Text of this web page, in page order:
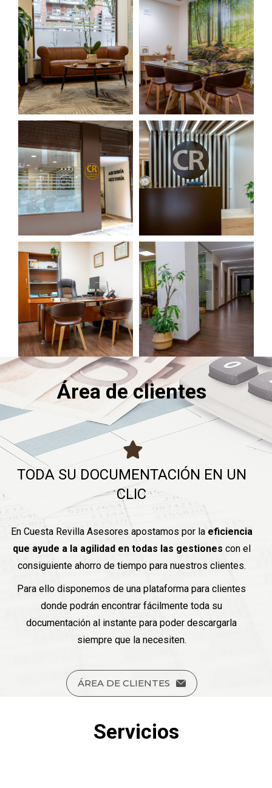
Área de clientes
TODA SU DOCUMENTACIÓN EN UN
CLIC
En Cuesta Revilla Asesores apostamos por la eficiencia
que ayude a la agilidad en todas las gestiones con el
consiguiente ahorro de tiempo para nuestros clientes.
Para ello disponemos de una plataforma para clientes
donde podrán encontrar fácilmente toda su
documentación al instante para poder descargarla
siempre que la necesiten.
ÁREA DE CLIENTES
Servicios